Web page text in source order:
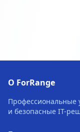
О ForRange
Профессиональные
и безопасные IT-